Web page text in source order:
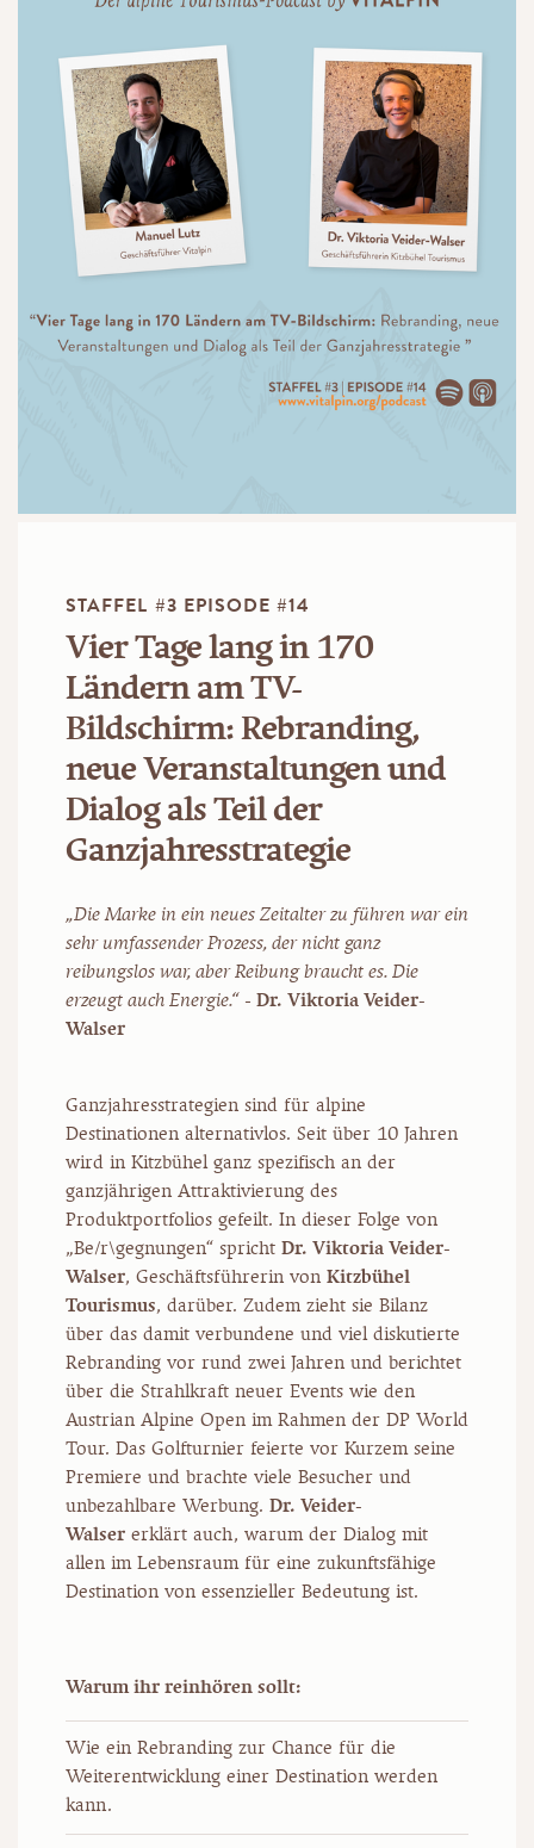
STAFFEL #3 EPISODE #14
Vier Tage lang in 170
Ländern am TV-
Bildschirm: Rebranding,
neue Veranstaltungen und
Dialog als Teil der
Ganzjahresstrategie
„Die Marke in ein neues Zeitalter zu führen war ein
sehr umfassender Prozess, der nicht ganz
reibungslos war, aber Reibung braucht es. Die
erzeugt auch Energie.“- Dr. Viktoria Veider-
Walser
Ganzjahresstrategien sind für alpine
Destinationen alternativlos. Seit über 10 Jahren
wird in Kitzbühel ganz spezifisch an der
ganzjährigen Attraktivierung des
Produktportfolios gefeilt. In dieser Folge von
„Be/r\gegnungen“ spricht Dr. Viktoria Veider-
Walser, Geschäftsführerin von Kitzbühel
Tourismus, darüber. Zudem zieht sie Bilanz
über das damit verbundene und viel diskutierte
Rebranding vor rund zwei Jahren und berichtet
über die Strahlkraft neuer Events wie den
Austrian Alpine Open im Rahmen der DP World
Tour. Das Golfturnier feierte vor Kurzem seine
Premiere und brachte viele Besucher und
unbezahlbare Werbung. Dr. Veider-
Walser erklärt auch, warum der Dialog mit
allen im Lebensraum für eine zukunftsfähige
Destination von essenzieller Bedeutung ist.
Warum ihr reinhören sollt:
Wie ein Rebranding zur Chance für die
Weiterentwicklung einer Destination werden
kann.